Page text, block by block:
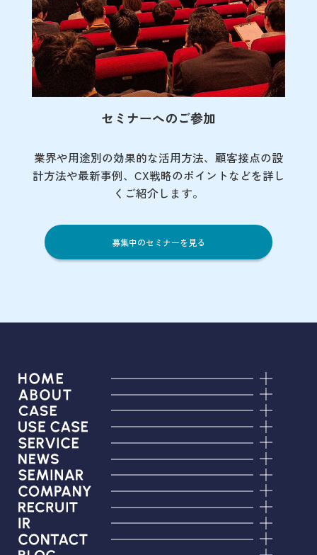
セミナーへのご参加
業界や用途別の効果的な活用方法、顧客接点の設
計方法や最新事例、CX戦略のポイントなどを詳し
くご紹介します。
募集中のセミナーを見る